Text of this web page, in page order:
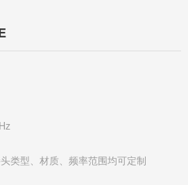
类型、材质、频率范围均可定制